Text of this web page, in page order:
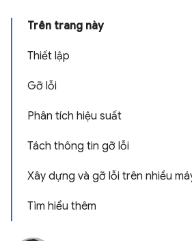
Trên trang này
Thiết lập
Gỡ lỗi
Phân tích hiệu suất
Tách thông tin gỡ lỗi
Xây dựng và gỡ lỗi trên nhiều
Tìm hiểu thêm